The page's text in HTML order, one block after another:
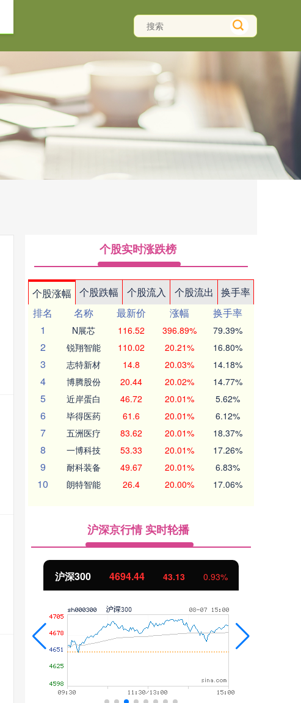
个股实时涨跌榜
个股涨幅 个股跌幅 个股流入 个股流出
换手率
排名
名称 最新价 涨幅
换手率
1
N展芯 116.52 396.89% 79.39%
2 锐翔智能 110.02 20.21% 16.80%
3 志特新材 14.8 20.03% 14.18%
4 博腾股份 20.44 20.02% 14.77%
5 近岸蛋白 46.72 20.01% 5.62%
6 毕得医药 61.6 20.01% 6.12%
7 五洲医疗 83.62 20.01% 18.37%
8 一博科技 53.33 20.01% 17.26%
9 耐科装备 49.67 20.01% 6.83%
10 朗特智能 26.4 20.00% 17.06%
沪深京行情 实时轮播
沪深300 4694.44 43.13 0.93%